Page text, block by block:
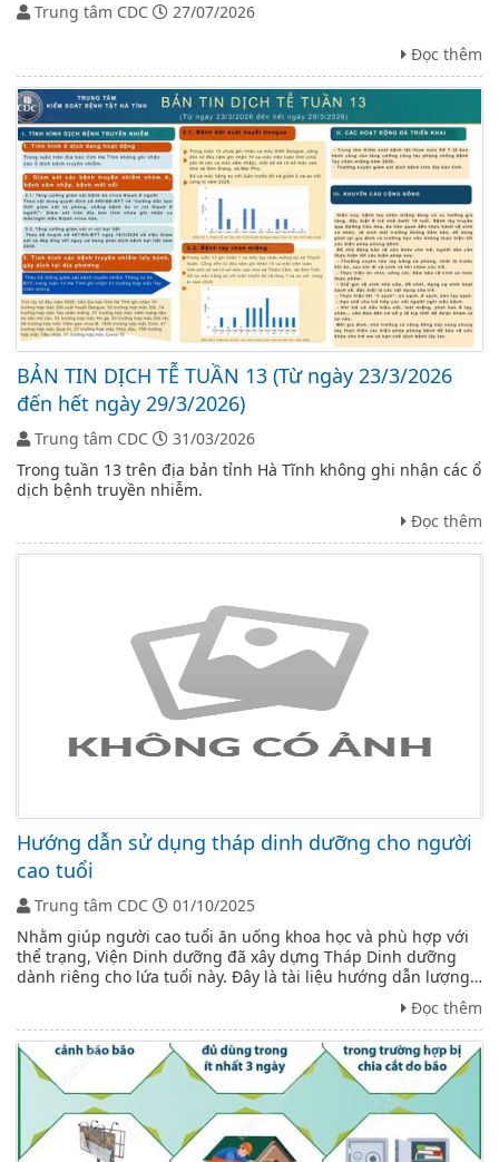
Trung tâm CDC
27/07/2026
Đọc thêm
BẢN TIN DỊCH TỄ TUẦN 13 (Từ ngày 23/3/2026
đến hết ngày 29/3/2026)
Trung tâm CDC
31/03/2026
Trong tuần 13 trên địa bản tỉnh Hà Tĩnh không ghi nhận các ổ
dịch bệnh truyền nhiễm.
Đọc thêm
Hướng dẫn sử dụng tháp dinh dưỡng cho người
cao tuổi
Trung tâm CDC
01/10/2025
Nhằm giúp người cao tuổi ăn uống khoa học và phù hợp với
thể trạng, Viện Dinh dưỡng đã xây dựng Tháp Dinh dưỡng
dành riêng cho lứa tuổi này. Đây là tài liệu hướng dẫn lượng
thực phẩm nên tiêu thụ mỗi ngày, được thiết kế trực quan, dễ
Đọc thêm